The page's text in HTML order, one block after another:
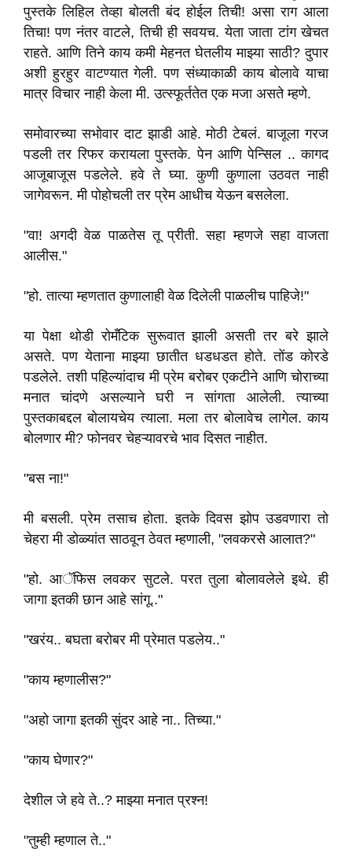
पुस्तके लिहिल तेव्हा बोलती बंद होईल तिची! असा राग आला
तिचा! पण नंतर वाटले, तिची ही सवयच. येता जाता टांग खेचत
राहते. आणि तिने काय कमी मेहनत घेतलीय माझ्या साठी? दुपार
अशी हुरहुर वाटण्यात गेली. पण संध्याकाळी काय बोलावे याचा
मात्र विचार नाही केला मी. उत्स्फूर्ततेत एक मजा असते म्हणे.
समोवारच्या सभोवार दाट झाडी आहे. मोठी टेबलं. बाजूला गरज
पडली तर रिफर करायला पुस्तके. पेन आणि पेन्सिल .. कागद
आजूबाजूस पडलेले. हवे ते घ्या. कुणी कुणाला उठवत नाही
जागेवरून. मी पोहोचली तर प्रेम आधीच येऊन बसलेला.
"वा! अगदी वेळ पाळतेस तू प्रीती. सहा म्हणजे सहा वाजता
आलीस."
"हो. तात्या म्हणतात कुणालाही वेळ दिलेली पाळलीच पाहिजे!"
या पेक्षा थोडी रोमँटिक सुरूवात झाली असती तर बरे झाले
असते. पण येताना माझ्या छातीत धडधडत होते. तोंड कोरडे
पडलेले. तशी पहिल्यांदाच मी प्रेम बरोबर एकटीने आणि चोराच्या
मनात चांदणे असल्याने घरी न सांगता आलेली. त्याच्या
पुस्तकाबद्दल बोलायचेय त्याला. मला तर बोलावेच लागेल. काय
बोलणार मी? फोनवर चेहऱ्यावरचे भाव दिसत नाहीत.
"बस ना!"
मी बसली. प्रेम तसाच होता. इतके दिवस झोप उडवणारा तो
चेहरा मी डोळ्यांत साठवून ठेवत म्हणाली, "लवकरसे आलात?"
"हो. आॅफिस लवकर सुटले. परत तुला बोलावलेले इथे. ही
जागा इतकी छान आहे सांगू.."
"खरंय.. बघता बरोबर मी प्रेमात पडलेय.."
"काय म्हणालीस?"
"अहो जागा इतकी सुंदर आहे ना.. तिच्या."
"काय घेणार?"
देशील जे हवे ते..? माझ्या मनात प्रश्न!
"तुम्ही म्हणाल ते.."